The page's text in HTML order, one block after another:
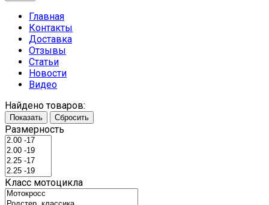
Главная
Контакты
Доставка
Отзывы
Статьи
Новости
Видео
Найдено товаров:
Показать Сбросить
Размерность
Класс мотоцикла